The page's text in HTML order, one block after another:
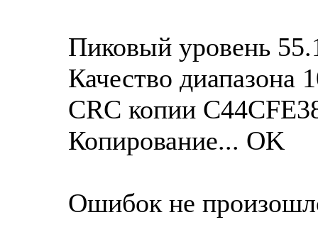
Пиковый уровень
Качество диапазона
CRC копии
Копирование... OK
Ошибок не